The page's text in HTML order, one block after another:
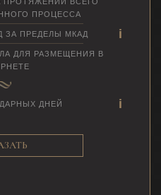
ПРОЦЕССА
ПРЕДЕЛЫ МКАД
ДЛЯ РАЗМЕЩЕНИЯ В
ДНЕЙ